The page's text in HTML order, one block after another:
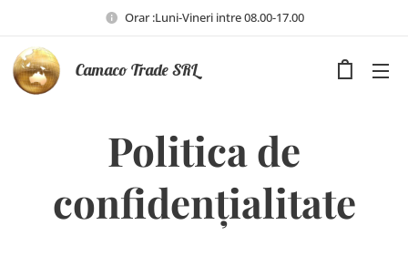
Orar :Luni-Vineri intre 08.00-17.00
Camaco Trade SRL
Politica de
confidențialitate